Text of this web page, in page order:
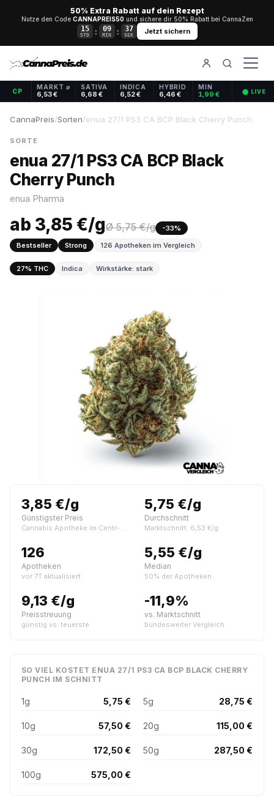
50% Extra Rabatt auf dein Rezept
Nutze den Code CANNAPREIS50und sichere dir 50% Rabatt bei CannaZen
15
STD : 09
MIN : 37
SEK Jetzt sichern
CP
MARKT ⌀
6,53 €
SATIVA
6,68 €
INDICA
6,52 €
HYBRID
6,46 €
MIN
1,99 € ⬤ LIVE
CannaPreis/Sorten/enua 27/1 PS3 CA BCP Black Cherry Punch
SORTE
enua 27/1 PS3 CA BCP Black
Cherry Punch
enua Pharma
ab 3,85 €/gØ 5,75 €/g
-33%
Bestseller
Strong 126 Apotheken im Vergleich
27% THC Indica Wirkstärke: stark
3,85 €/g
Günstigster Preis
Cannabis Apotheke im Centr-o-med
5,75 €/g
Durchschnitt
Marktschnitt: 6,53 €/g
126
Apotheken
vor 7T aktualisiert
5,55 €/g
Median
50% der Apotheken
9,13 €/g
Preisstreuung
günstig vs. teuerste
-11,9%
vs. Marktschnitt
bundesweiter Vergleich
SO VIEL KOSTET ENUA 27/1 PS3 CA BCP BLACK CHERRY
PUNCH IM SCHNITT
1g 5,75 € 5g 28,75 €
10g 57,50 € 20g 115,00 €
30g 172,50 € 50g 287,50 €
100g 575,00 €